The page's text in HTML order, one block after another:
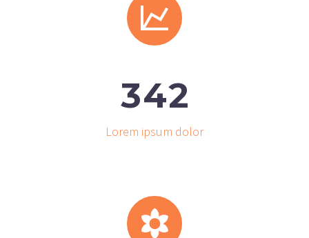


342
Lorem ipsum dolor

